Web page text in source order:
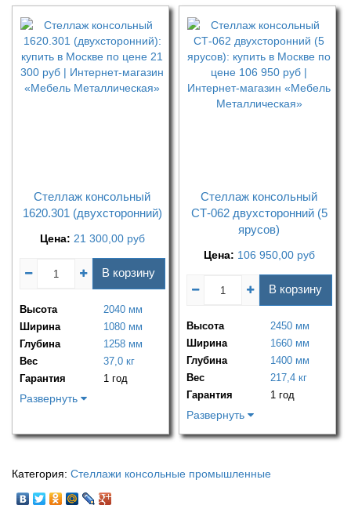
Стеллаж консольный
1620.301 (двухсторонний)
Цена: 21 300,00 руб
В корзину
Высота
2040 мм
Ширина
1080 мм
Глубина
1258 мм
Вес
37,0 кг
Гарантия
1 год
Развернуть
Стеллаж консольный
СТ-062 двухсторонний (5
ярусов)
Цена: 106 950,00 руб
В корзину
Высота
2450 мм
Ширина
1660 мм
Глубина
1400 мм
Вес
217,4 кг
Гарантия
1 год
Развернуть
Категория: Стеллажи консольные промышленные